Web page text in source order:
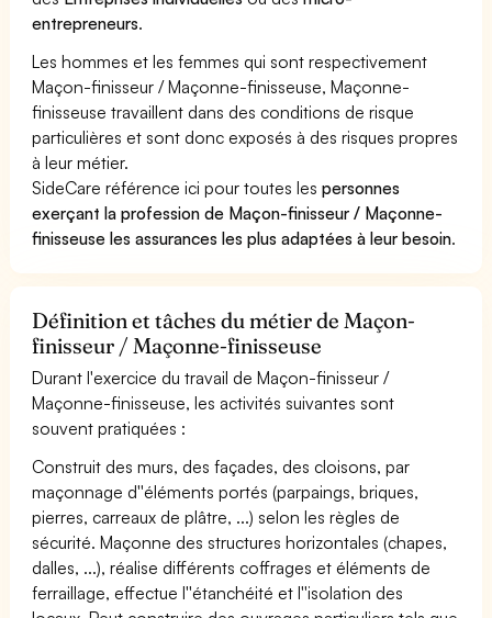
entrepreneurs.
Les hommes et les femmes qui sont respectivement
Maçon-finisseur / Maçonne-finisseuse, Maçonne-
finisseuse travaillent dans des conditions de risque
particulières et sont donc exposés à des risques propres
à leur métier.
SideCare référence ici pour toutes lespersonnes
exerçant la profession de Maçon-finisseur / Maçonne-
finisseuse les assurances les plus adaptées à leur besoin.
Définition et tâches du métier de Maçon-
finisseur / Maçonne-finisseuse
Durant l'exercice du travail de Maçon-finisseur /
Maçonne-finisseuse, les activités suivantes sont
souvent pratiquées :
Construit des murs, des façades, des cloisons, par
maçonnage d''éléments portés (parpaings, briques,
pierres, carreaux de plâtre, ...) selon les règles de
sécurité. Maçonne des structures horizontales (chapes,
dalles, ...), réalise différents coffrages et éléments de
ferraillage, effectue l''étanchéité et l''isolation des